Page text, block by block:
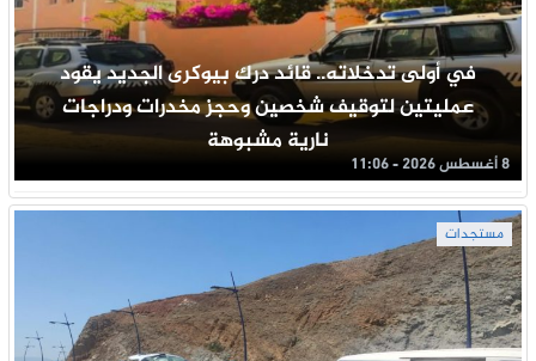
في أولى تدخلاته.. قائد درك بيوكرى الجديد يقود
عمليتين لتوقيف شخصين وحجز مخدرات ودراجات
نارية مشبوهة
8 أغسطس 2026 - 11:06
مستجدات